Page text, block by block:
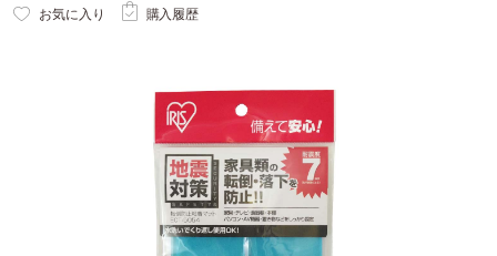
お気に入り 購入履歴